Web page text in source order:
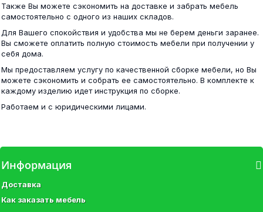
Угол №1 Вега (рельеф пастель)
Белла шкаф 2-х створчатый венге/ясень белый
12 100 ₽
Шкаф-купе ВНТ 180х220 - 2 ЛДСП
Также Вы можете сэкономить на доставке и забрать мебель
самостоятельно с одного из наших складов.
Для Вашего спокойствия и удобства мы не берем деньги заранее.
Вы сможете оплатить полную стоимость мебели при получении у
себя дома.
Мы предоставляем услугу по качественной сборке мебели, но Вы
можете сэкономить и собрать ее самостоятельно. В комплекте к
каждому изделию идет инструкция по сборке.
Работаем и с юридическими лицами.
Информация
Доставка
Как заказать мебель